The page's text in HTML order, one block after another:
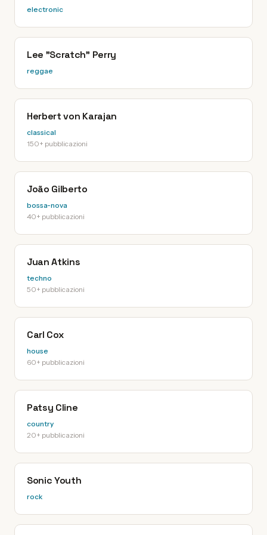
electronic
Lee "Scratch" Perry
reggae
Herbert von Karajan
classical
150+ pubblicazioni
João Gilberto
bossa-nova
40+ pubblicazioni
Juan Atkins
techno
50+ pubblicazioni
Carl Cox
house
60+ pubblicazioni
Patsy Cline
country
20+ pubblicazioni
Sonic Youth
rock